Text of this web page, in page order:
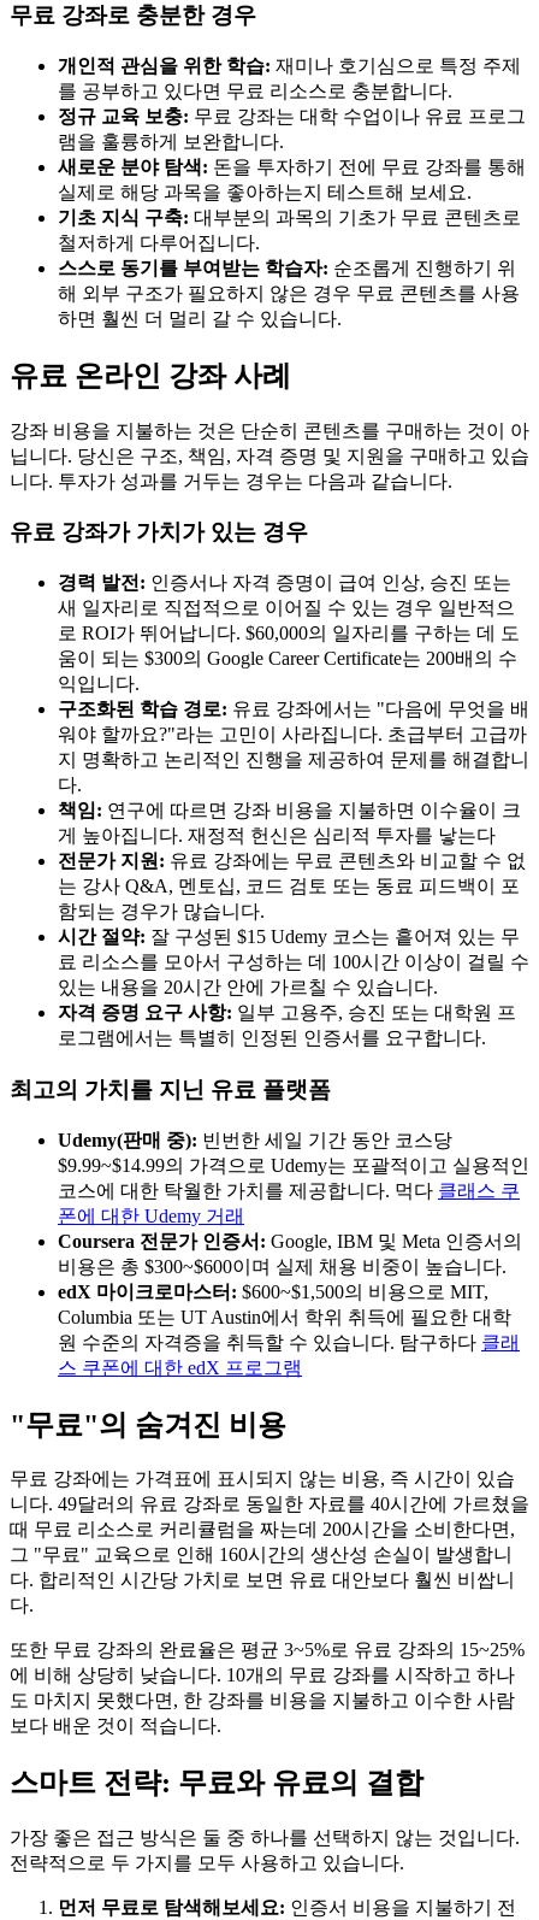
무료 강좌로 충분한 경우
개인적 관심을 위한 학습: 재미나 호기심으로 특정 주제
를 공부하고 있다면 무료 리소스로 충분합니다.
정규 교육 보충: 무료 강좌는 대학 수업이나 유료 프로그
램을 훌륭하게 보완합니다.
새로운 분야 탐색: 돈을 투자하기 전에 무료 강좌를 통해
실제로 해당 과목을 좋아하는지 테스트해 보세요.
기초 지식 구축: 대부분의 과목의 기초가 무료 콘텐츠로
철저하게 다루어집니다.
스스로 동기를 부여받는 학습자: 순조롭게 진행하기 위
해 외부 구조가 필요하지 않은 경우 무료 콘텐츠를 사용
하면 훨씬 더 멀리 갈 수 있습니다.
유료 온라인 강좌 사례
강좌 비용을 지불하는 것은 단순히 콘텐츠를 구매하는 것이 아
닙니다. 당신은 구조, 책임, 자격 증명 및 지원을 구매하고 있습
니다. 투자가 성과를 거두는 경우는 다음과 같습니다.
유료 강좌가 가치가 있는 경우
경력 발전: 인증서나 자격 증명이 급여 인상, 승진 또는
새 일자리로 직접적으로 이어질 수 있는 경우 일반적으
로 ROI가 뛰어납니다. $60,000의 일자리를 구하는 데 도
움이 되는 $300의 Google Career Certificate는 200배의 수
익입니다.
구조화된 학습 경로: 유료 강좌에서는 "다음에 무엇을 배
워야 할까요?"라는 고민이 사라집니다. 초급부터 고급까
지 명확하고 논리적인 진행을 제공하여 문제를 해결합니
다.
책임: 연구에 따르면 강좌 비용을 지불하면 이수율이 크
게 높아집니다. 재정적 헌신은 심리적 투자를 낳는다
전문가 지원: 유료 강좌에는 무료 콘텐츠와 비교할 수 없
는 강사 Q&A, 멘토십, 코드 검토 또는 동료 피드백이 포
함되는 경우가 많습니다.
시간 절약: 잘 구성된 $15 Udemy 코스는 흩어져 있는 무
료 리소스를 모아서 구성하는 데 100시간 이상이 걸릴 수
있는 내용을 20시간 안에 가르칠 수 있습니다.
자격 증명 요구 사항: 일부 고용주, ​​승진 또는 대학원 프
로그램에서는 특별히 인정된 인증서를 요구합니다.
최고의 가치를 지닌 유료 플랫폼
Udemy(판매 중): 빈번한 세일 기간 동안 코스당
$9.99~$14.99의 가격으로 Udemy는 포괄적이고 실용적인
코스에 대한 탁월한 가치를 제공합니다. 먹다 클래스 쿠
폰에 대한 Udemy 거래
Coursera 전문가 인증서: Google, IBM 및 Meta 인증서의
비용은 총 $300~$600이며 실제 채용 비중이 높습니다.
edX 마이크로마스터: $600~$1,500의 비용으로 MIT,
Columbia 또는 UT Austin에서 학위 취득에 필요한 대학
원 수준의 자격증을 취득할 수 있습니다. 탐구하다 클래
스 쿠폰에 대한 edX 프로그램
"무료"의 숨겨진 비용
무료 강좌에는 가격표에 표시되지 않는 비용, 즉 시간이 있습
니다. 49달러의 유료 강좌로 동일한 자료를 40시간에 가르쳤을
때 무료 리소스로 커리큘럼을 짜는데 200시간을 소비한다면,
그 "무료" 교육으로 인해 160시간의 생산성 손실이 발생합니
다. 합리적인 시간당 가치로 보면 유료 대안보다 훨씬 비쌉니
다.
또한 무료 강좌의 완료율은 평균 3~5%로 유료 강좌의 15~25%
에 비해 상당히 낮습니다. 10개의 무료 강좌를 시작하고 하나
도 마치지 못했다면, 한 강좌를 비용을 지불하고 이수한 사람
보다 배운 것이 적습니다.
스마트 전략: 무료와 유료의 결합
가장 좋은 접근 방식은 둘 중 하나를 선택하지 않는 것입니다.
전략적으로 두 가지를 모두 사용하고 있습니다.
먼저 무료로 탐색해보세요: 인증서 비용을 지불하기 전